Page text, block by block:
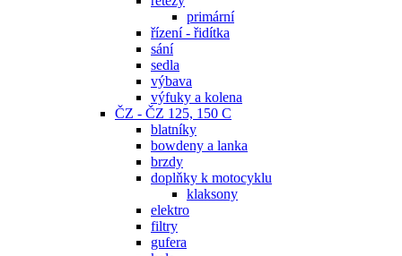
primární
řízení - řidítka
sání
sedla
výbava
výfuky a kolena
ČZ - ČZ 125, 150 C
blatníky
bowdeny a lanka
brzdy
doplňky k motocyklu
klaksony
elektro
filtry
gufera